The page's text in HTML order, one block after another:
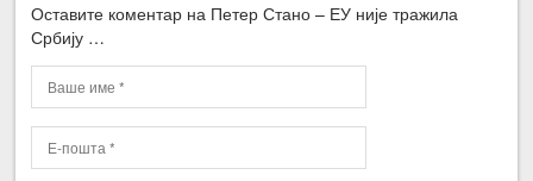
Оставите коментар на Петер Стано – ЕУ није тражила
Србију …